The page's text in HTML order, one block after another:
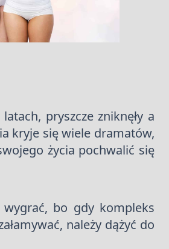
pryszcze zniknęły a
kryje się wiele dramatów,
życia pochwalić się
wygrać, bo gdy kompleks
należy dążyć do